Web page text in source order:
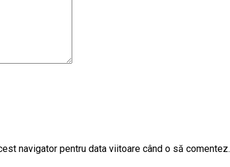
navigator pentru data viitoare când o să comentez.